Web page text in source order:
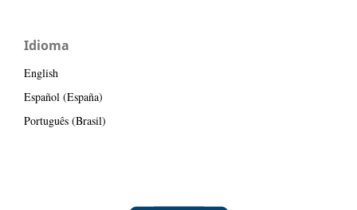
Idioma
English
Español (España)
Português (Brasil)